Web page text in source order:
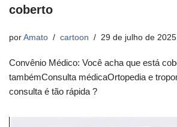
coberto
por Amato cartoon 29 de julho de 2025
Convênio Médico: Você acha que está
tambémConsulta médicaOrtopedia e
consulta é tão rápida ?